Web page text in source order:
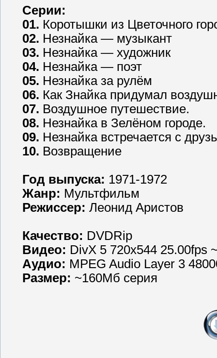
Серии:
01. Коротышки из Цветочного
02. Незнайка — музыкант
03. Незнайка — художник
04. Незнайка — поэт
05. Незнайка за рулём
06. Как Знайка придумал
07. Воздушное путешествие.
08. Незнайка в Зелёном городе.
09. Незнайка встречается с
10. Возвращениe
Год выпуска: 1971-1972
Жанр: Мультфильм
Режиссер: Леонид Аристов
Качество: DVDRip
Видео: DivX 5 720x544 25.00fps
Аудио: MPEG Audio Layer 3
Размер: ~160Мб серия